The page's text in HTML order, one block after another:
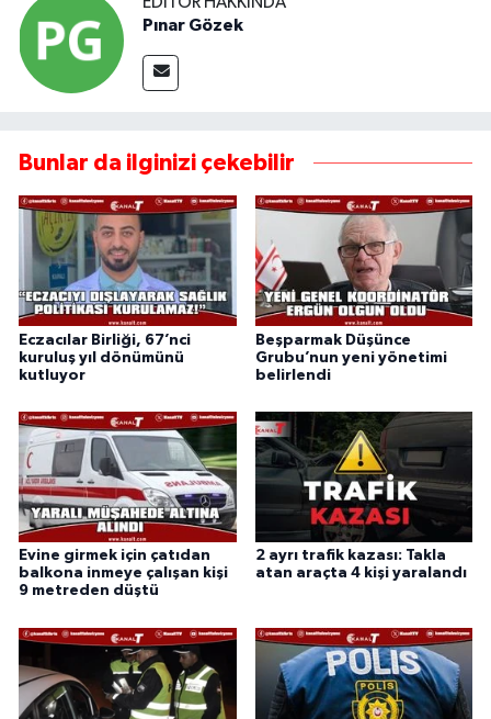
Pınar Gözek
Bunlar da ilginizi çekebilir
Eczacılar Birliği, 67’nci
kuruluş yıl dönümünü
kutluyor
Beşparmak Düşünce
Grubu’nun yeni yönetimi
belirlendi
Evine girmek için çatıdan
balkona inmeye çalışan kişi
9 metreden düştü
2 ayrı trafik kazası: Takla
atan araçta 4 kişi yaralandı